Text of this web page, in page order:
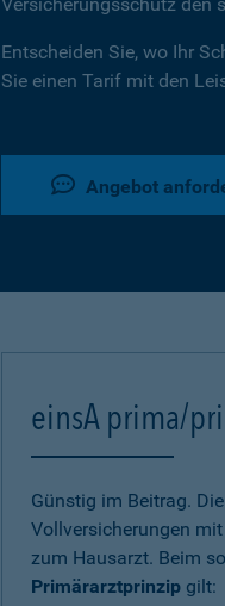
Entscheiden Sie, wo Ihr
Sie einen Tarif mit den
Angebot
einsA prima/
Günstig im Beitrag.
Vollversicherungen
zum Hausarzt. Beim
Primärarztprinzip gilt: